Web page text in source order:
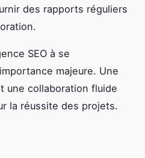
des rapports réguliers
SEO à se
majeure. Une
une collaboration fluide
la réussite des projets.